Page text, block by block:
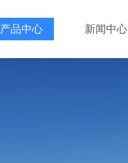
产品中心 新闻中心